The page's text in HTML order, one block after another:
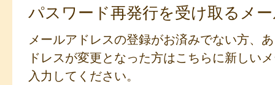
パスワード再発行を受け取るメ
メールアドレスの登録がお済みでない方、
ドレスが変更となった方はこちらに新しい
入力してください。